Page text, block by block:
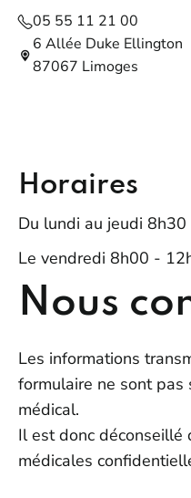
05 55 11 21 00
6 Allée Duke Ellington
87067 Limoges
Horaires
Du lundi au jeudi
Le vendredi 8h00 -
Nous
Les informations
formulaire ne sont pas
médical.
Il est donc déconseillé
médicales